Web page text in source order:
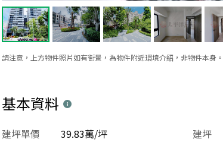
請注意，上方物件照片如有街景，為物件附近環境介紹，非物件本身。
基本資料
建坪
建坪單價 39.83萬/坪